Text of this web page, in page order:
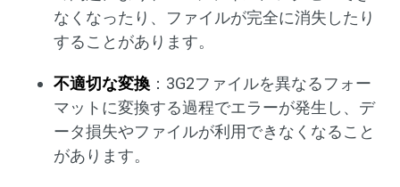
なくなったり、ファイルが完全に消失したり
することがあります。
不適切な変換 ：3G2ファイルを異なるフォー
マットに変換する過程でエラーが発生し、デ
ータ損失やファイルが利用できなくなること
があります。